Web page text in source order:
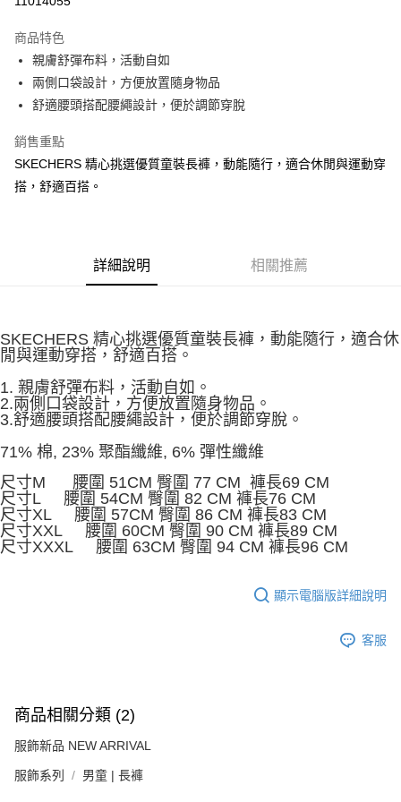
相關說明
【大哥付你分期使用說明】
1.本服務由台灣大哥大提供，台灣大哥大用戶可立即使用無須另外申請。
2.付款方式選擇「大哥付你分期」，訂單成立後會自動跳轉到大哥付的交易
流程，驗證手機門號後，選擇欲分期的期數、繳款截止日，確認付款後即完
3.實際核准額度、可分期數及費用金額請依後續交易確認頁面所載為準。
4.訂單成立30分鐘內，如未前往確認交易或遇審核未通過，訂單將自動取
消。如遇「轉專審核」未通過狀況，表示未達大哥付你分期系統評分，恕無
法說明評估內容。
2.透過簡訊連結打開帳單後，可選擇「超商條碼／台灣大直營門市／銀行轉
帳／街口支付／iPASS MONEY」等通路繳費。
用戶於交易時，得透過本服務購買商品或服務，並由商店將買賣／分期付款
買賣價金債權讓與本公司後，依約使用本公司帳單繳交帳款。
資料（包含姓名、電話或地址）提供予台灣大哥大進項蒐集、處理及利用，
由本公司與您本人進行分期帳單所需資料之確認、核對及更正。
3.完整用戶服務條款，請詳閱以下連結：https://oppay.tw/userRule
ATM付款
宅配
商品特色
親膚舒彈布料，活動自如
兩側口袋設計，方便放置隨身物品
舒適腰頭搭配腰繩設計，便於調節穿脫
銷售重點
SKECHERS 精心挑選優質童裝長褲，動能隨行，適合休閒與運動穿
搭，舒適百搭。
詳細說明 相關推薦
SKECHERS 精心挑選優質童裝長褲，動能隨行，適合休
閒與運動穿搭，舒適百搭。
1. 親膚舒彈布料，活動自如。
2.兩側口袋設計，方便放置隨身物品。
3.舒適腰頭搭配腰繩設計，便於調節穿脫。
71% 棉, 23% 聚酯纖維, 6% 彈性纖維
尺寸M 腰圍 51CM 臀圍 77 CM 褲長69 CM
尺寸L 腰圍 54CM 臀圍 82 CM 褲長76 CM
尺寸XL 腰圍 57CM 臀圍 86 CM 褲長83 CM
尺寸XXL 腰圍 60CM 臀圍 90 CM 褲長89 CM
尺寸XXXL 腰圍 63CM 臀圍 94 CM 褲長96 CM
顯示電腦版詳細說明
客服
商品相關分類 (2)
服飾新品 NEW ARRIVAL
服飾系列 男童 | 長褲